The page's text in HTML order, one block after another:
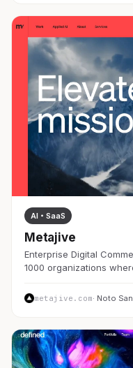
AI・SaaS
Metajive
Enterprise Digital
1000 organizations
metajive.com· Noto